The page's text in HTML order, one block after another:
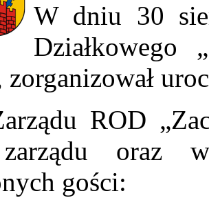
W dniu 30
Działkowego
zorganizował
ROD
oraz
gości: